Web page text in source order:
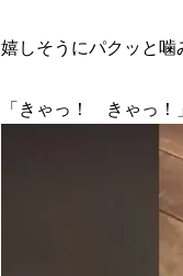
嬉しそうにパクッと噛
「きゃっ！ きゃっ！